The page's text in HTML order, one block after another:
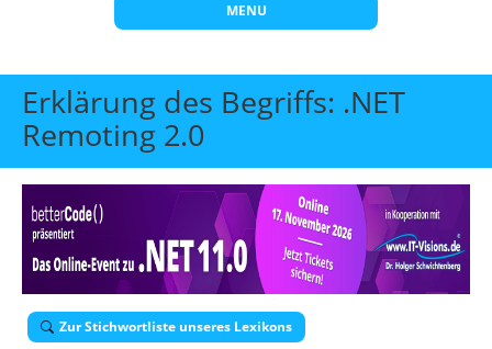
MENU
Start
Themen
Beratung
Individuelle Schulungen
Offene Seminare
Wissen
Über uns
Erklärung des Begriffs: .NET
Remoting 2.0
Zur Stichwortliste unseres Lexikons